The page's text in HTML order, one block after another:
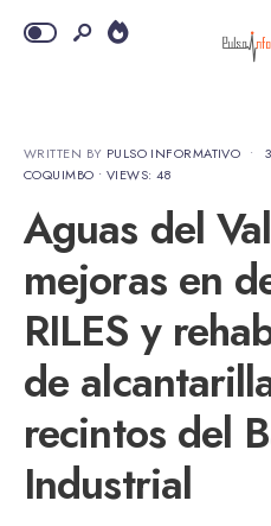
WRITTEN BY PULSO INFORMATIVO •
COQUIMBO • VIEWS: 48
Aguas del
mejoras en
RILES y
de
recintos del
Industrial